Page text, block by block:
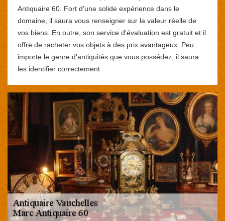
Antiquaire 60. Fort d'une solide expérience dans le
domaine, il saura vous renseigner sur la valeur réelle de
vos biens. En outre, son service d'évaluation est gratuit et il
offre de racheter vos objets à des prix avantageux. Peu
importe le genre d'antiquités que vous possédez, il saura
les identifier correctement.